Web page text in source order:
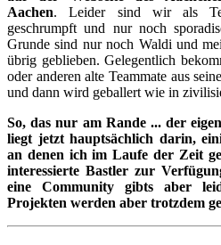
Aachen. Leider sind wir als
geschrumpft und nur noch
Grunde sind nur noch Waldi und
übrig geblieben. Gelegentlich
oder anderen alte Teammate aus
und dann wird geballert wie in
So, das nur am Rande ... der
liegt jetzt hauptsächlich darin,
an denen ich im Laufe der Zeit
interessierte Bastler zur
eine Community gibts aber
Projekten werden aber trotzdem